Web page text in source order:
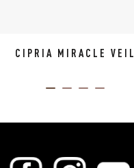
CIPRIA MIRACLE VEIL